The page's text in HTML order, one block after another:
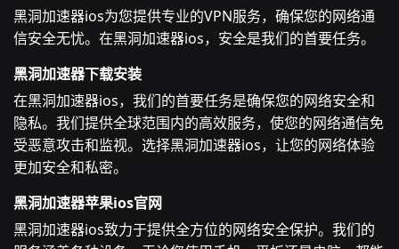
黑洞加速器ios为您提供专业的VPN服务，确保您的网络通
信安全无忧。在黑洞加速器ios，安全是我们的首要任务。
黑洞加速器下载安装
在黑洞加速器ios，我们的首要任务是确保您的网络安全和
隐私。我们提供全球范围内的高效服务，使您的网络通信免
受恶意攻击和监视。选择黑洞加速器ios，让您的网络体验
更加安全和私密。
黑洞加速器苹果ios官网
黑洞加速器ios致力于提供全方位的网络安全保护。我们的